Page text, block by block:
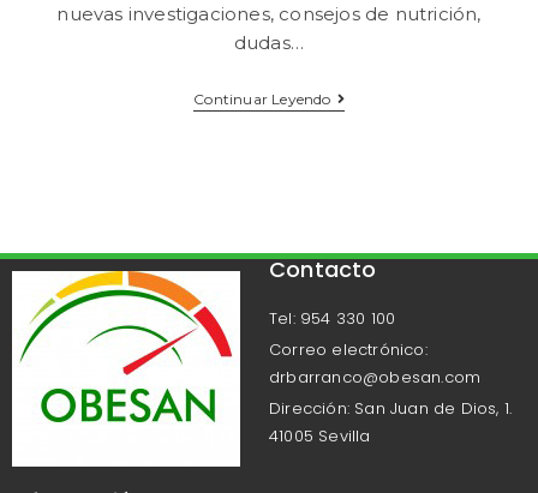
nuevas investigaciones, consejos de nutrición,
dudas…
Continuar Leyendo
Contacto
Tel: 954 330 100
Correo electrónico:
drbarranco@obesan.com
Dirección: San Juan de Dios, 1.
41005 Sevilla